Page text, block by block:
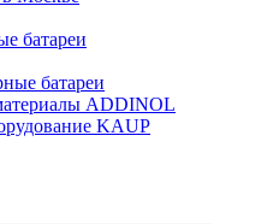
батареи
батареи
ADDINOL
KAUP